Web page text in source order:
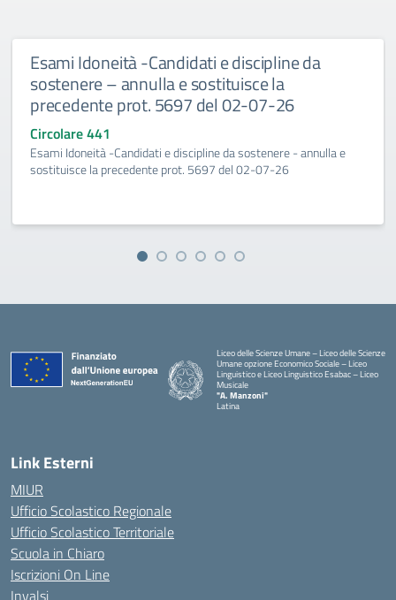
Esami Idoneità -Candidati e discipline da
sostenere – annulla e sostituisce la
precedente prot. 5697 del 02-07-26
Circolare 441
Esami Idoneità -Candidati e discipline da sostenere - annulla e
sostituisce la precedente prot. 5697 del 02-07-26
Liceo delle Scienze Umane – Liceo delle Scienze
Umane opzione Economico Sociale – Liceo
Linguistico e Liceo Linguistico Esabac – Liceo
Musicale
"A. Manzoni"
Latina
Link Esterni
MIUR
Ufficio Scolastico Regionale
Ufficio Scolastico Territoriale
Scuola in Chiaro
Iscrizioni On Line
Invalsi